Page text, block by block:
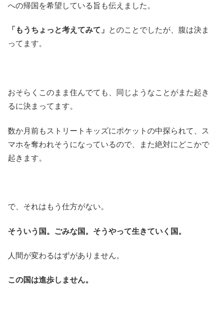
への帰国を希望している旨も伝えました。
「もうちょっと考えてみて」
とのことでしたが、腹は決ま
ってます。
おそらくこのまま住んでても、同じようなことがまた起き
るに決まってます。
数か月前もストリートキッズにポケットの中探られて、ス
マホを奪われそうになっているので、また絶対にどこかで
起きます。
で、それはもう仕方がない。
そういう国。ごみな国。そうやって生きていく国。
人間が変わるはずがありません。
この国は進歩しません。